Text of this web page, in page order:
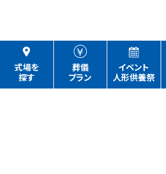
式場を
探す
葬儀
プラン
イベント
人形供養祭